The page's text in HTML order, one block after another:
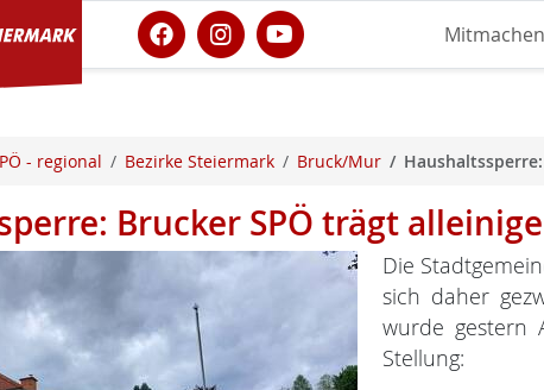
Mitmachen
- regional Bezirke Steiermark Bruck/Mur
Brucker SPÖ trägt
Die
sich daher
wurde gestern
Stellung: